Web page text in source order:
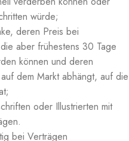
würde;
deren Preis bei
aber frühestens 30 Tage
können und deren
dem Markt abhängt, auf die
oder Illustrierten mit
bei Verträgen